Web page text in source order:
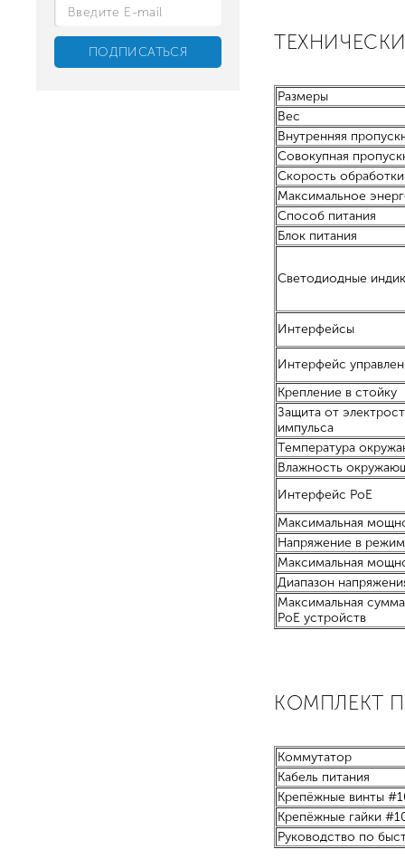
Размеры
Вес
Внутренняя
Совокупная
Скорость
Максимальное
Способ питания
Блок питания
Светодиодные
Интерфейсы
Интерфейс
Крепление в стойку
Защита от
импульса
Температура
Влажность
Интерфейс PoE
Максимальная
Напряжение в
Максимальная
Диапазон
Максимальная
PoE устройств
КОМПЛЕКТ
Коммутатор
Кабель питания
Крепёжные винты
Крепёжные гайки
Руководство по